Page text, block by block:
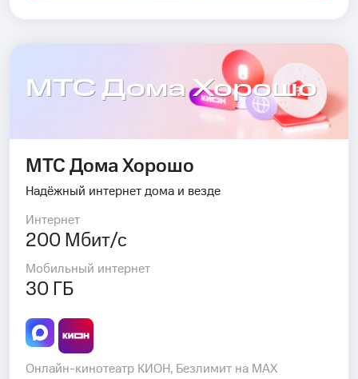
МТС Дома Хорошо
МТС Дома Хорошо
Надёжный интернет дома и везде
Интернет
200 Мбит/с
Мобильный интернет
30 ГБ
Онлайн-кинотеатр КИОН, Безлимит на MAX